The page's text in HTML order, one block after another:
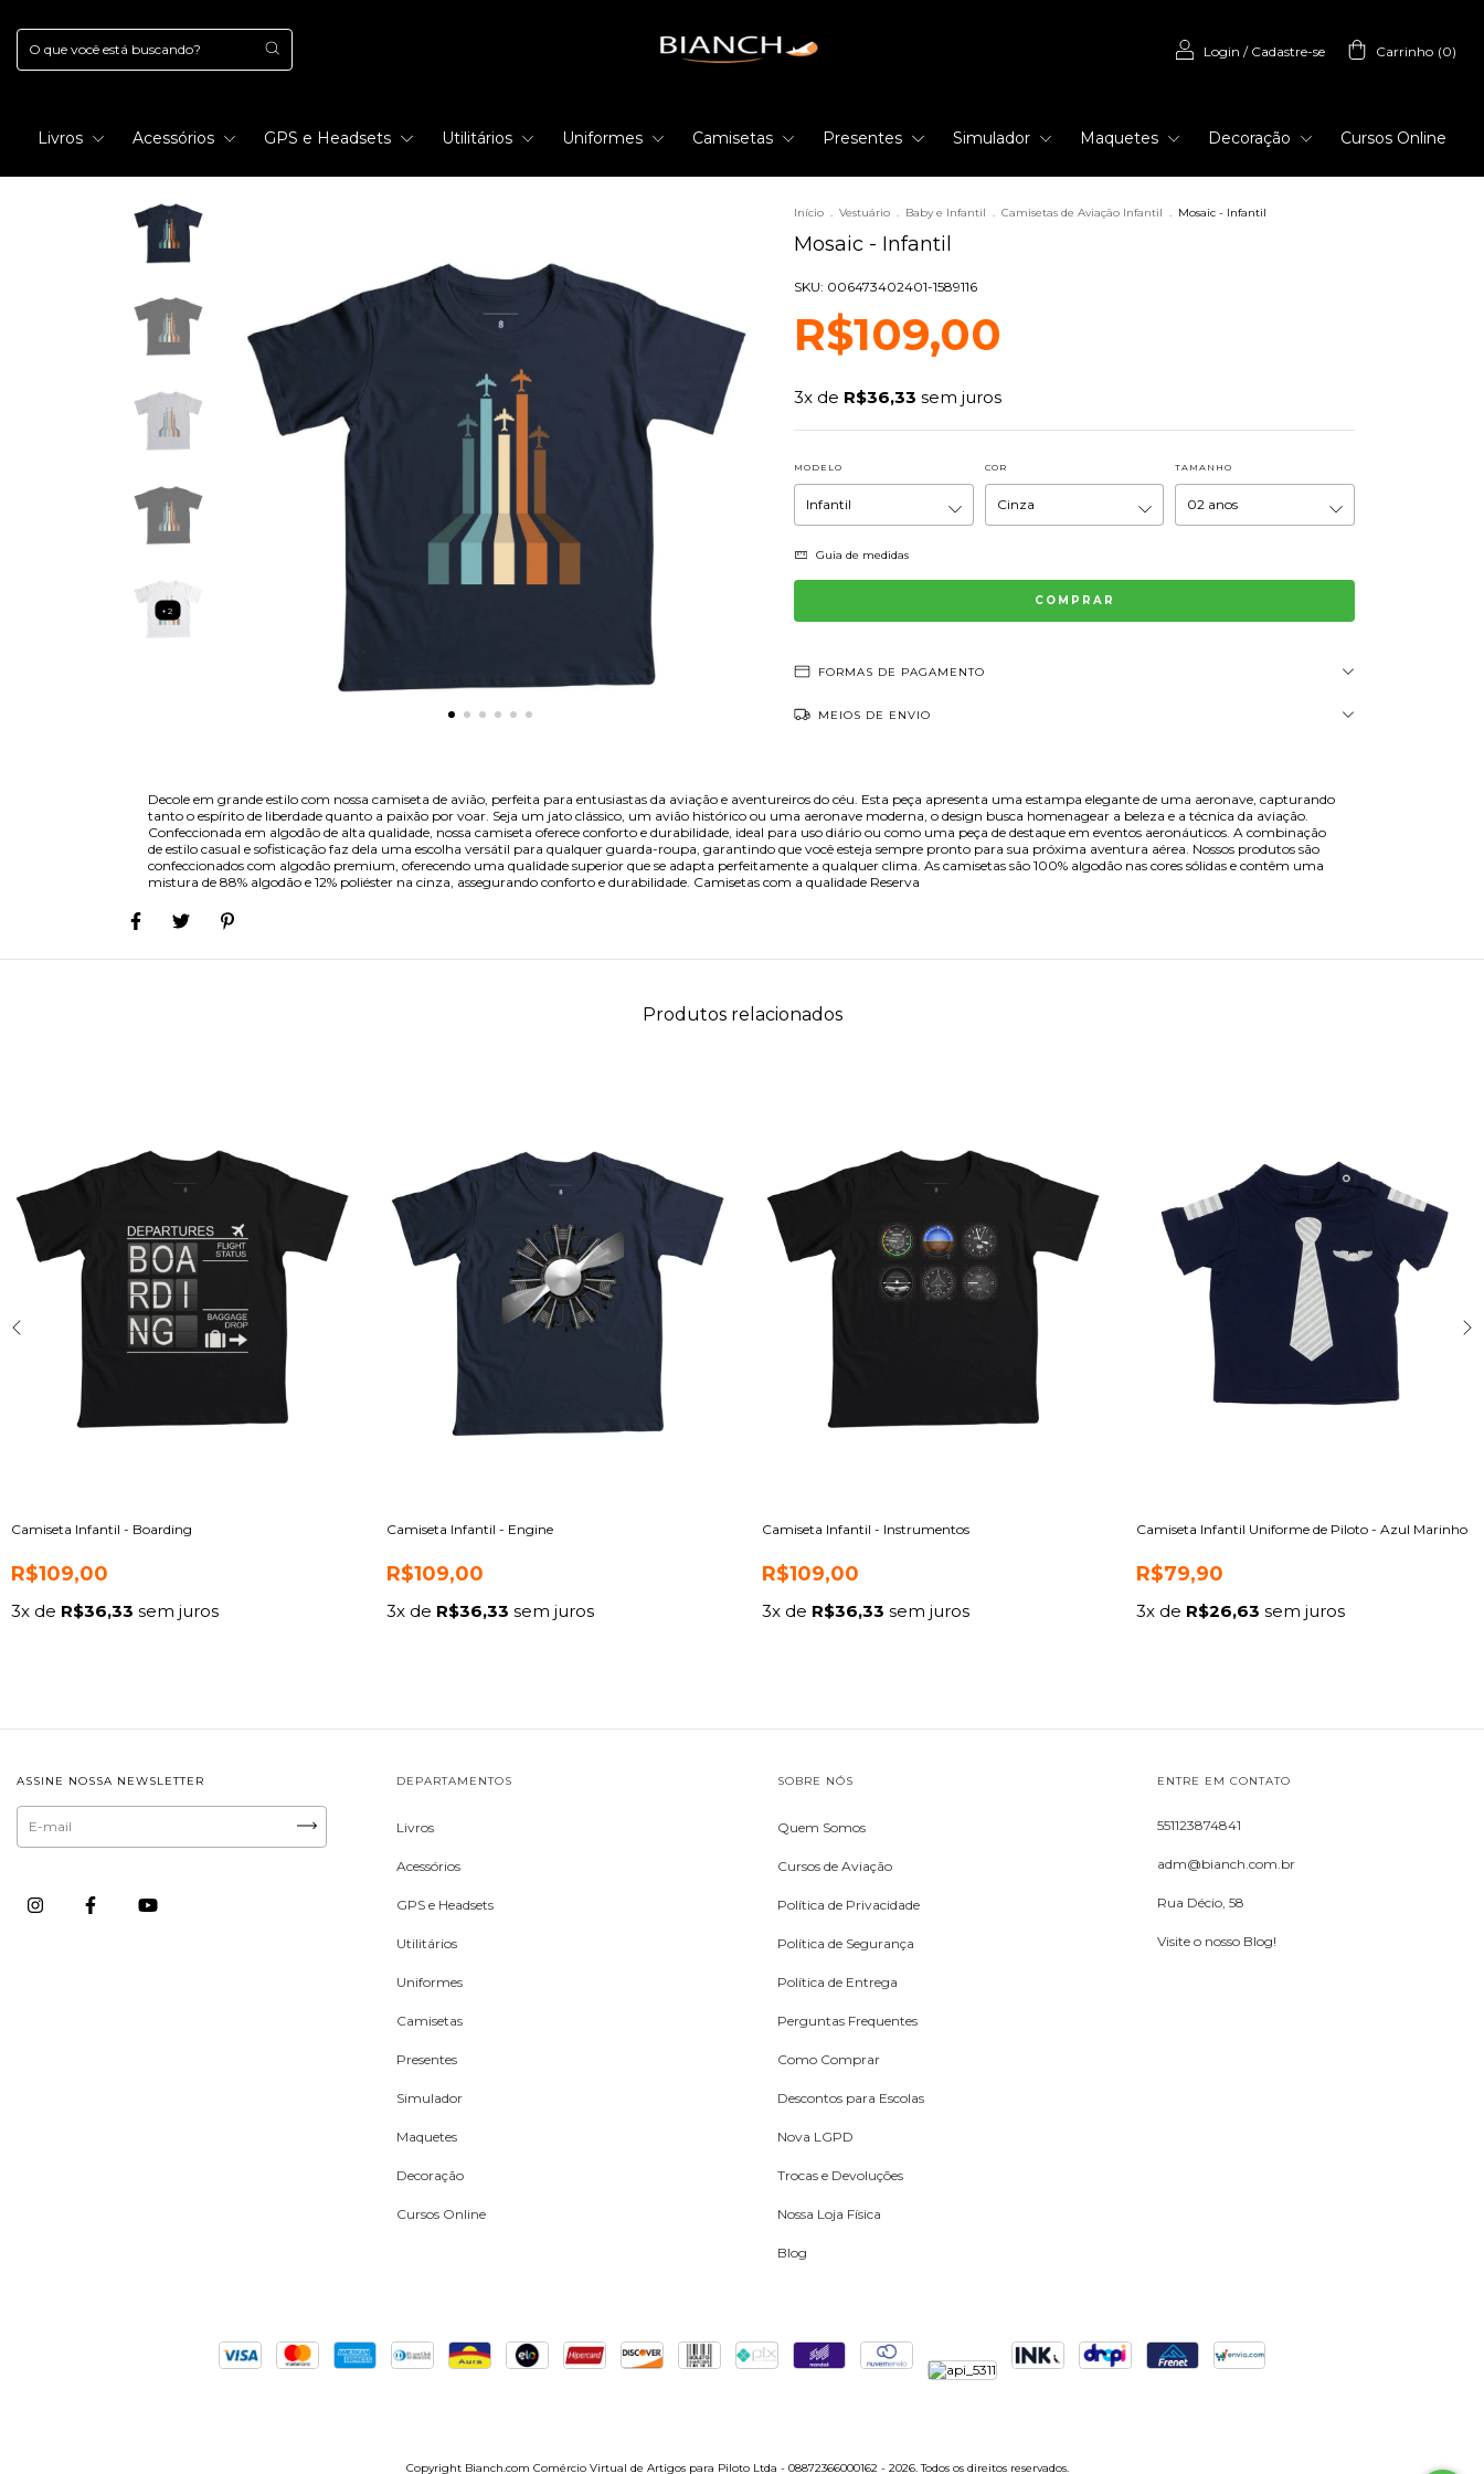
Login / Cadastre-se Carrinho (0)
Livros Acessórios GPS e Headsets Utilitários Uniformes Camisetas Presentes Simulador Maquetes Decoração Cursos Online
+2
Início . Vestuário . Baby e Infantil . Camisetas de Aviação Infantil . Mosaic - Infantil
Mosaic - Infantil
SKU: 006473402401-1589116
R$109,00
3x de R$36,33 sem juros
MODELO COR TAMANHO
Guia de medidas
FORMAS DE PAGAMENTO
MEIOS DE ENVIO
Decole em grande estilo com nossa camiseta de avião, perfeita para entusiastas da aviação e aventureiros do céu. Esta peça apresenta uma estampa elegante de uma aeronave, capturando
tanto o espírito de liberdade quanto a paixão por voar. Seja um jato clássico, um avião histórico ou uma aeronave moderna, o design busca homenagear a beleza e a técnica da aviação.
Confeccionada em algodão de alta qualidade, nossa camiseta oferece conforto e durabilidade, ideal para uso diário ou como uma peça de destaque em eventos aeronáuticos. A combinação
de estilo casual e sofisticação faz dela uma escolha versátil para qualquer guarda-roupa, garantindo que você esteja sempre pronto para sua próxima aventura aérea. Nossos produtos são
confeccionados com algodão premium, oferecendo uma qualidade superior que se adapta perfeitamente a qualquer clima. As camisetas são 100% algodão nas cores sólidas e contêm uma
mistura de 88% algodão e 12% poliéster na cinza, assegurando conforto e durabilidade. Camisetas com a qualidade Reserva
Produtos relacionados
Camiseta Infantil - Boarding
R$109,00
3x de R$36,33 sem juros
Camiseta Infantil - Engine
R$109,00
3x de R$36,33 sem juros
Camiseta Infantil - Instrumentos
R$109,00
3x de R$36,33 sem juros
Camiseta Infantil Uniforme de Piloto - Azul Marinho
R$79,90
3x de R$26,63 sem juros
ASSINE NOSSA NEWSLETTER DEPARTAMENTOS
Livros
Acessórios
GPS e Headsets
Utilitários
Uniformes
Camisetas
Presentes
Simulador
Maquetes
Decoração
Cursos Online
SOBRE NÓS
Quem Somos
Cursos de Aviação
Política de Privacidade
Política de Segurança
Política de Entrega
Perguntas Frequentes
Como Comprar
Descontos para Escolas
Nova LGPD
Trocas e Devoluções
Nossa Loja Física
Blog
ENTRE EM CONTATO
551123874841
adm@bianch.com.br
Rua Décio, 58
Visite o nosso Blog!
Copyright Bianch.com Comércio Virtual de Artigos para Piloto Ltda - 08872366000162 - 2026. Todos os direitos reservados.